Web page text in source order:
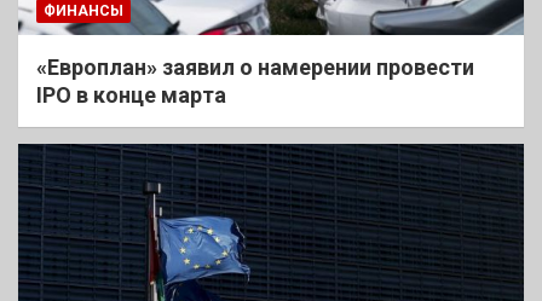
ФИНАНСЫ
«Европлан» заявил о намерении провести
IPO в конце марта